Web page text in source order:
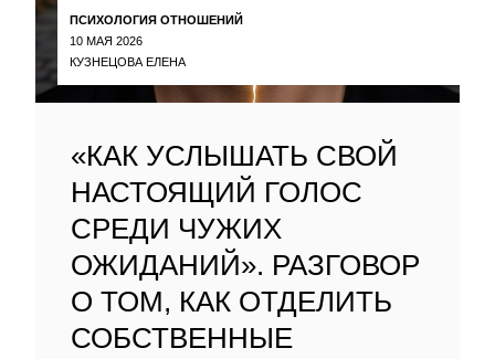
ПСИХОЛОГИЯ ОТНОШЕНИЙ
10 МАЯ 2026
КУЗНЕЦОВА ЕЛЕНА
«КАК УСЛЫШАТЬ СВОЙ
НАСТОЯЩИЙ ГОЛОС
СРЕДИ ЧУЖИХ
ОЖИДАНИЙ». РАЗГОВОР
О ТОМ, КАК ОТДЕЛИТЬ
СОБСТВЕННЫЕ